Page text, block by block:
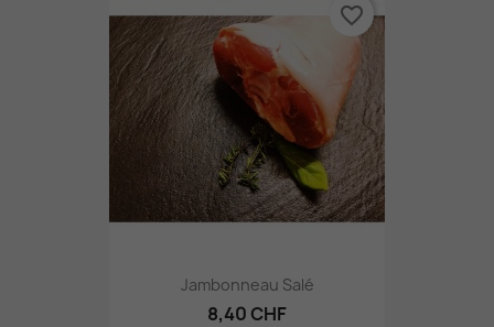
Jambonneau Salé
8,40 CHF
favorite_border